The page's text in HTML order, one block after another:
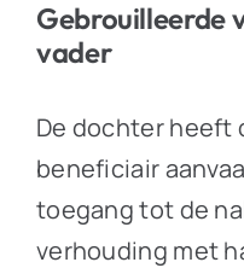
Gebrouilleerde
vader
De dochter heeft
beneficiair
toegang tot de
verhouding met